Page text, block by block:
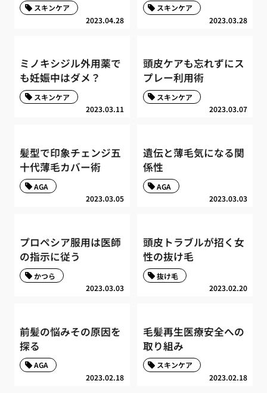
2023.04.28
スキンケア
2023.03.28
スキンケア
ミノキシジル外用薬で
も妊娠中はダメ？
2023.03.11
スキンケア
頭皮ケアも忘れずにス
プレー利用術
2023.03.07
スキンケア
髪型で印象チェンジ五
十代薄毛カバー術
2023.03.05
AGA
遺伝と薄毛気になる関
係性
2023.03.03
AGA
プロペシア服用は医師
の指示に従う
2023.03.03
かつら
頭皮トラブルが招く女
性の抜け毛
2023.02.20
抜け毛
前髪の悩みその原因を
探る
2023.02.18
AGA
毛髪再生医療安全への
取り組み
2023.02.18
スキンケア